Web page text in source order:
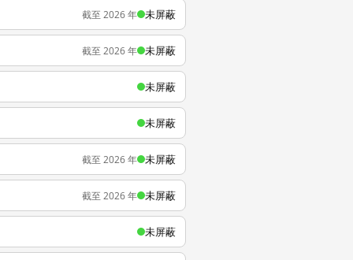
截至 2026 年 未屏蔽
截至 2026 年 未屏蔽
未屏蔽
未屏蔽
截至 2026 年 未屏蔽
截至 2026 年 未屏蔽
未屏蔽